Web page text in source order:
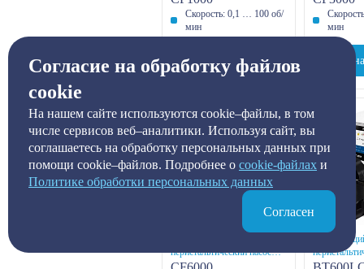
Скорость: 0,1 … 100 об/
мин
Узнать цену
мин
перистальтический насос
CF6000
BT600LC-S
Согласие на обработку файлов
cookie
На нашем сайте используются cookie–файлы, в том
числе сервисов веб–аналитики. Используя сайт, вы
соглашаетесь на обработку персональных данных при
помощи cookie–файлов. Подробнее о сookie-файлах и
Политике обработки персональных данных
Согласен